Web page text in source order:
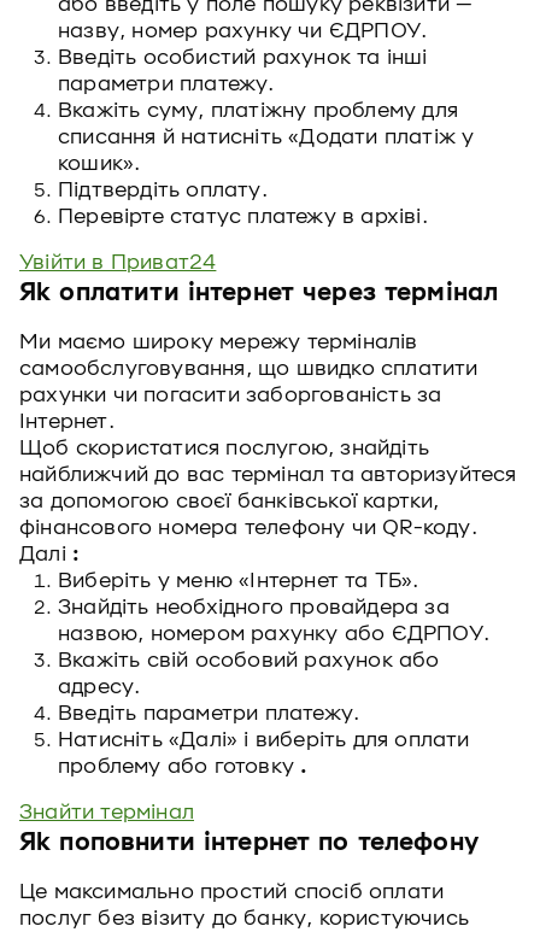
або введіть у поле пошуку реквізити —
назву, номер рахунку чи ЄДРПОУ.
Введіть особистий рахунок та інші
параметри платежу.
Вкажіть суму, платіжну проблему для
списання й натисніть «Додати платіж у
кошик».
Підтвердіть оплату.
Перевірте статус платежу в архіві.
Увійти в Приват24
Як оплатити інтернет через термінал
Ми маємо широку мережу терміналів
самообслуговування, що швидко сплатити
рахунки чи погасити заборгованість за
Інтернет.
Щоб скористатися послугою, знайдіть
найближчий до вас термінал та авторизуйтеся
за допомогою своєї банківської картки,
фінансового номера телефону чи QR-коду.
Далі :
Виберіть у меню «Інтернет та ТБ».
Знайдіть необхідного провайдера за
назвою, номером рахунку або ЄДРПОУ.
Вкажіть свій особовий рахунок або
адресу.
Введіть параметри платежу.
Натисніть «Далі» і виберіть для оплати
проблему або готовку .
Знайти термінал
Як поповнити інтернет по телефону
Це максимально простий спосіб оплати
послуг без візиту до банку, користуючись